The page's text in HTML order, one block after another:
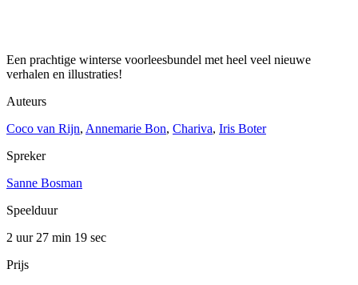
Een prachtige winterse voorleesbundel met heel veel nieuwe
verhalen en illustraties!
Auteurs
Coco van Rijn, Annemarie Bon, Chariva, Iris Boter
Spreker
Sanne Bosman
Speelduur
2 uur 27 min 19 sec
Prijs